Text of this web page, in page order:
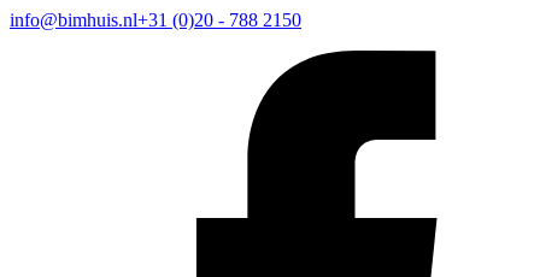
info@bimhuis.nl+31 (0)20 - 788 2150